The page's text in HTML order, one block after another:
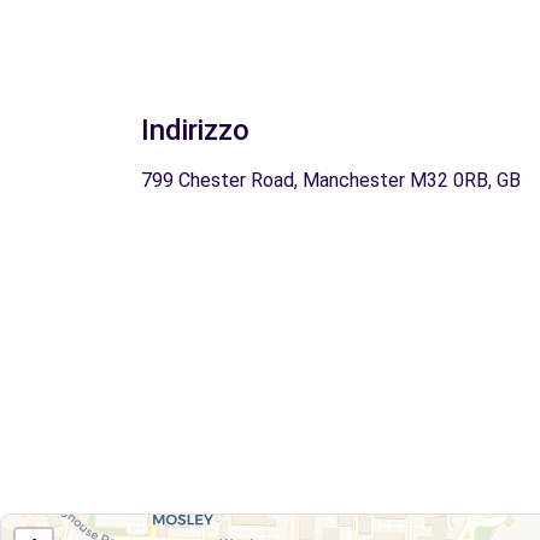
Indirizzo
799 Chester Road, Manchester M32 0RB, GB